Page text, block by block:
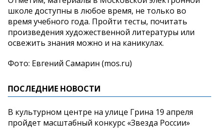
школе доступны в любое время, не только во
время учебного года. Пройти тесты, почитать
произведения художественной литературы или
освежить знания можно и на каникулах.
Фото: Евгений Самарин (mos.ru)
ПОСЛЕДНИЕ НОВОСТИ
В культурном центре на улице Грина 19 апреля
пройдет масштабный конкурс «Звезда России»